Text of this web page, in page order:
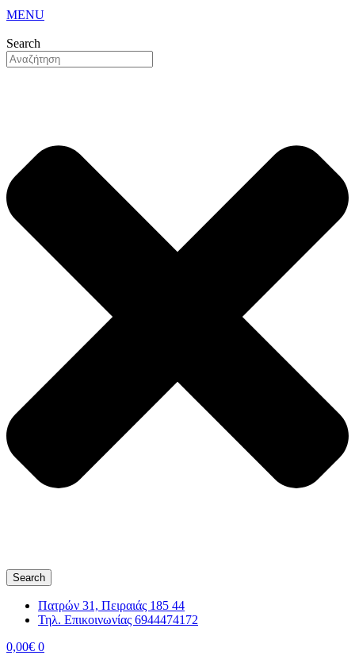
MENU
Search
Search
Πατρών 31, Πειραιάς 185 44
Τηλ. Επικοινωνίας 6944474172
0,00€ 0